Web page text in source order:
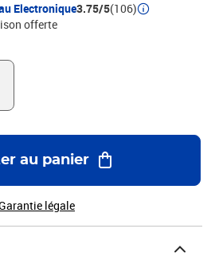
Electronique3.75/5(106)
offerte
au panier
légale